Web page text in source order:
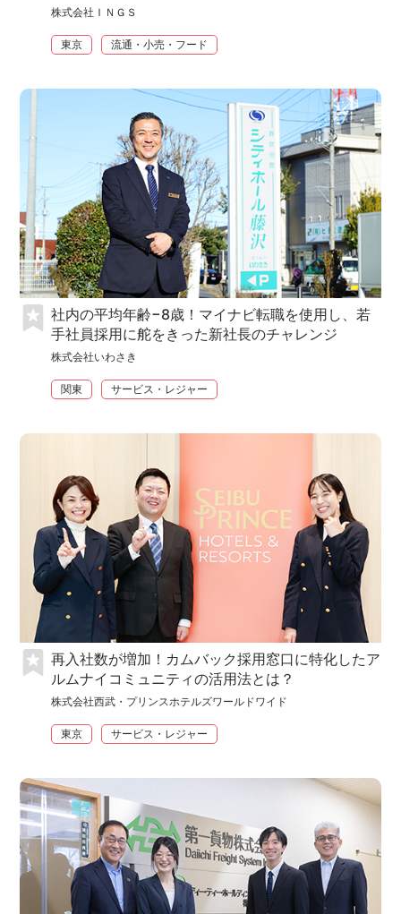
株式会社ＩＮＧＳ
東京 流通・小売・フード
社内の平均年齢−8歳！マイナビ転職を使用し、若
手社員採用に舵をきった新社長のチャレンジ
株式会社いわさき
関東 サービス・レジャー
再入社数が増加！カムバック採用窓口に特化したア
ルムナイコミュニティの活用法とは？
株式会社西武・プリンスホテルズワールドワイド
東京 サービス・レジャー